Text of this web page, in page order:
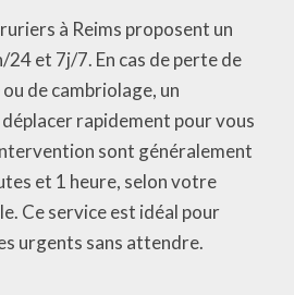
à Reims proposent un
24 et 7j/7. En cas de perte de
de cambriolage, un
rapidement pour vous
sont généralement
et 1 heure, selon votre
Ce service est idéal pour
urgents sans attendre.